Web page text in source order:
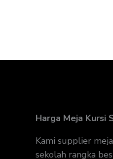
Harga Meja Kursi
Kami supplier
sekolah rangka